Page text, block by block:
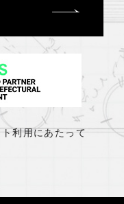
利用にあたって